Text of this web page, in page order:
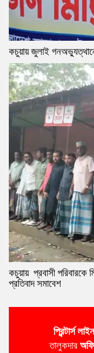
কচুয়ায় জুলাই
কচুয়ায় প্রবাসী পরিবারকে
প্রতিবাদ সমাবেশ
প্রিন্টার্স লাইন
তালুকদার